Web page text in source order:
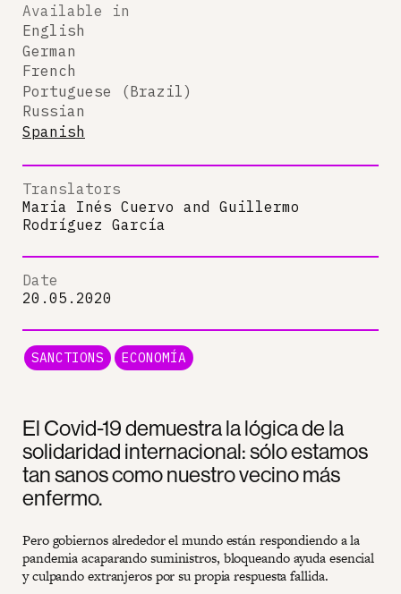
El Covid-19 demuestra la lógica de la
solidaridad internacional: sólo estamos
tan sanos como nuestro vecino más
enfermo.
Pero gobiernos alrededor el mundo están respondiendo a la
pandemia acaparando suministros, bloqueando ayuda esencial
y culpando extranjeros por su propia respuesta fallida.
Available in
English
German
French
Portuguese (Brazil)
Russian
Spanish
Translators
Maria Inés Cuervo and Guillermo
Rodríguez García
Date
20.05.2020
SANCTIONS ECONOMÍA